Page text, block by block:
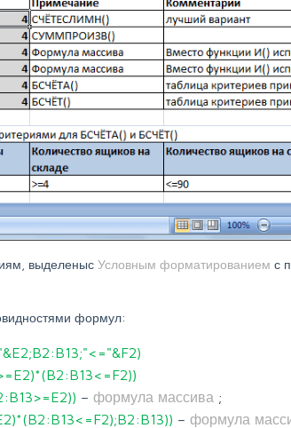
выделеныс Условным форматированием с
формул:
– формула массива ;
– формула